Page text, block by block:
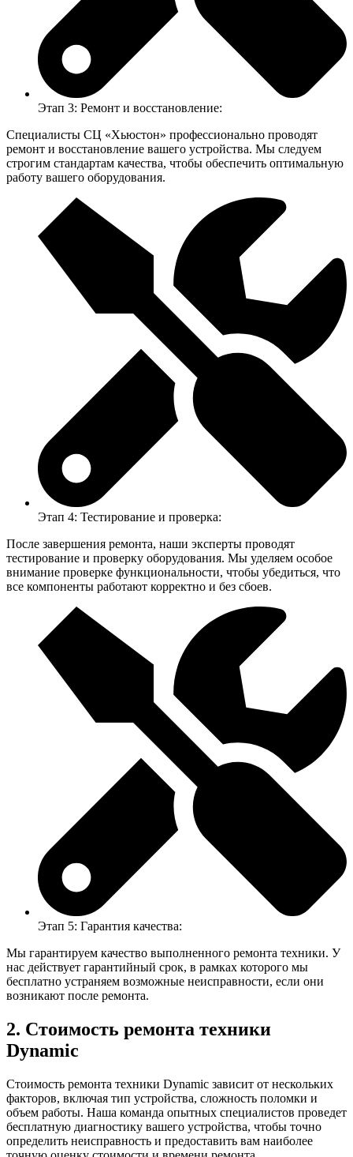
Этап 3: Ремонт и восстановление:
Специалисты СЦ «Хьюстон» профессионально проводят
ремонт и восстановление вашего устройства. Мы следуем
строгим стандартам качества, чтобы обеспечить оптимальную
работу вашего оборудования.
Этап 4: Тестирование и проверка:
После завершения ремонта, наши эксперты проводят
тестирование и проверку оборудования. Мы уделяем особое
внимание проверке функциональности, чтобы убедиться, что
все компоненты работают корректно и без сбоев.
Этап 5: Гарантия качества:
Мы гарантируем качество выполненного ремонта техники. У
нас действует гарантийный срок, в рамках которого мы
бесплатно устраняем возможные неисправности, если они
возникают после ремонта.
2. Стоимость ремонта техники
Dynamic
Стоимость ремонта техники Dynamic зависит от нескольких
факторов, включая тип устройства, сложность поломки и
объем работы. Наша команда опытных специалистов проведет
бесплатную диагностику вашего устройства, чтобы точно
определить неисправность и предоставить вам наиболее